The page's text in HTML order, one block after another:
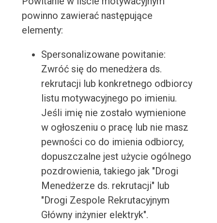
powinno zawierać następujące
elementy:
Spersonalizowane powitanie:
Zwróć się do menedżera ds.
rekrutacji lub konkretnego odbiorcy
listu motywacyjnego po imieniu.
Jeśli imię nie zostało wymienione
w ogłoszeniu o pracę lub nie masz
pewności co do imienia odbiorcy,
dopuszczalne jest użycie ogólnego
pozdrowienia, takiego jak "Drogi
Menedżerze ds. rekrutacji" lub
"Drogi Zespole Rekrutacyjnym
Główny inżynier elektryk".